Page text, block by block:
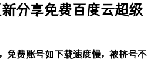
分享免费百度云超级
免费账号如下载速度慢，被挤号不